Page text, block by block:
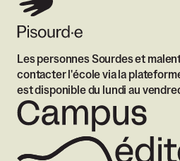
Les personnes Sourdes et
contacter l'école via la
est disponible du lundi au